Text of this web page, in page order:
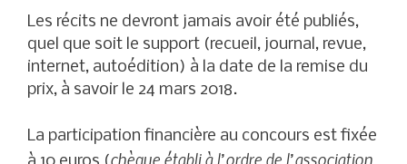
Les récits ne devront jamais avoir été publiés,
quel que soit le support (recueil, journal, revue,
internet, autoédition) à la date de la remise du
prix, à savoir le 24 mars 2018.
La participation financière au concours est fixée
chèque établi à l’ordre de l’association